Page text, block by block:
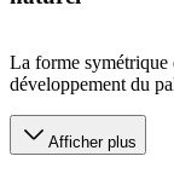
La forme symétrique
développement du
Afficher plus